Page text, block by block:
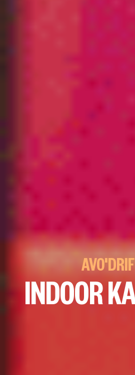
INDOOR